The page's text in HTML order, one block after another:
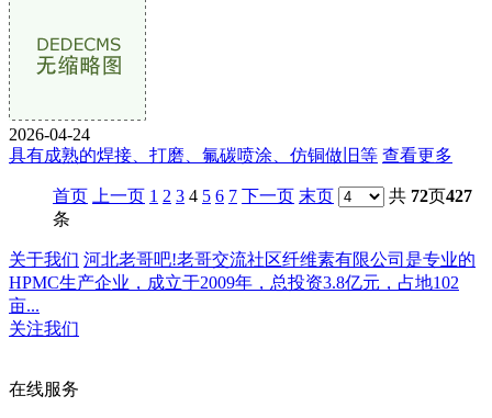
2026-04-24
具有成熟的焊接、打磨、氟碳喷涂、仿铜做旧等 查看更多
首页 上一页 1 2 3 4 5 6 7 下一页 末页 共 72页427
条
关于我们 河北老哥吧!老哥交流社区纤维素有限公司是专业的
HPMC生产企业，成立于2009年，总投资3.8亿元，占地102
亩...
关注我们
在线服务